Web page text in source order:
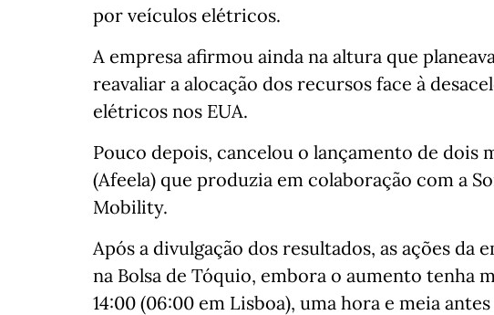
por veículos elétricos.
A empresa afirmou ainda na altura que
reavaliar a alocação dos recursos face à
elétricos nos EUA.
Pouco depois, cancelou o lançamento de dois
(Afeela) que produzia em colaboração com a
Mobility.
Após a divulgação dos resultados, as ações da
na Bolsa de Tóquio, embora o aumento tenha
14:00 (06:00 em Lisboa), uma hora e meia